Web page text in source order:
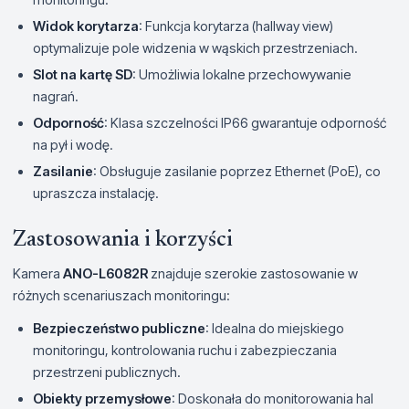
Widok korytarza: Funkcja korytarza (hallway view)
optymalizuje pole widzenia w wąskich przestrzeniach.
Slot na kartę SD: Umożliwia lokalne przechowywanie
nagrań.
Odporność: Klasa szczelności IP66 gwarantuje odporność
na pył i wodę.
Zasilanie: Obsługuje zasilanie poprzez Ethernet (PoE), co
upraszcza instalację.
Zastosowania i korzyści
Kamera ANO-L6082R znajduje szerokie zastosowanie w
różnych scenariuszach monitoringu:
Bezpieczeństwo publiczne: Idealna do miejskiego
monitoringu, kontrolowania ruchu i zabezpieczania
przestrzeni publicznych.
Obiekty przemysłowe: Doskonała do monitorowania hal